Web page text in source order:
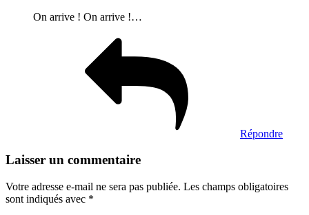
On arrive ! On arrive !…
Répondre
Laisser un commentaire
Votre adresse e-mail ne sera pas publiée. Les champs obligatoires
sont indiqués avec *